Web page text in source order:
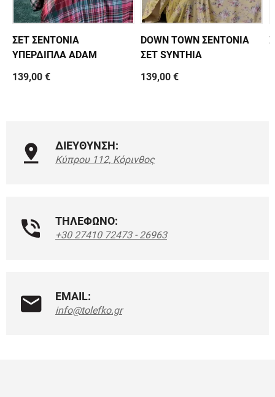
ΣΕΤ ΣΕΝΤΟΝΙΑ
ΥΠΕΡΔΙΠΛΑ ADAM
139,00 €
DOWN TOWN ΣΕΝΤΟΝΙΑ
ΣΕΤ SYNTHIA
139,00 €
ΔΙΕΥΘΥΝΣΗ:
Κύπρου 112, Κόρινθος
ΤΗΛΕΦΩΝΟ:
+30 27410 72473 - 26963
EMAIL:
info@tolefko.gr